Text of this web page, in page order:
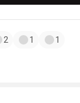
2 1 1